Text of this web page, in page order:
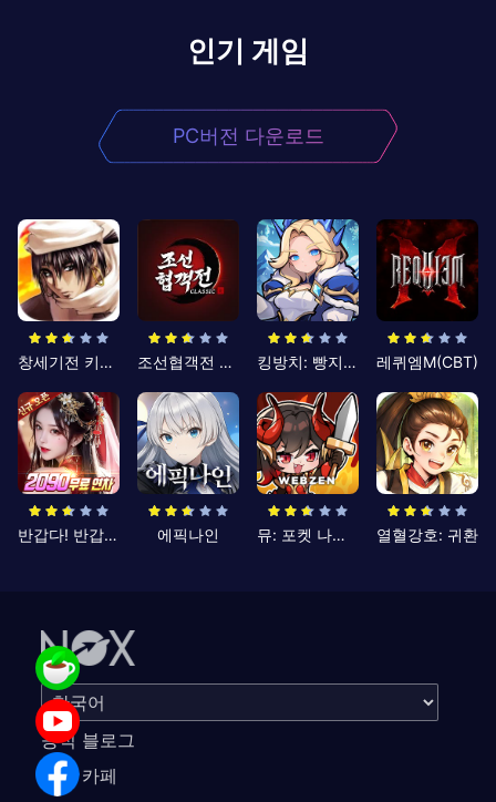
인기 게임
PC버전 다운로드
창세기전 키우기 조선협객전 클래식 킹방치: 빵지의 제왕 레퀴엠M(CBT)
반갑다! 반갑삼국지 에픽나인 뮤: 포켓 나이츠 열혈강호: 귀환
공식 블로그
공식 카페